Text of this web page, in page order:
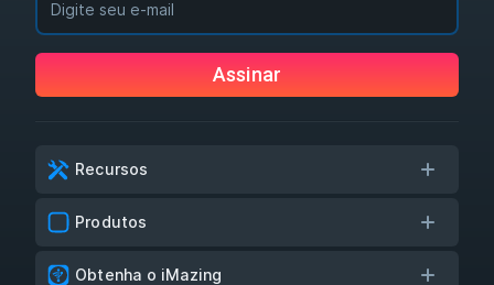
Assinar
Recursos
Produtos
Obtenha o iMazing